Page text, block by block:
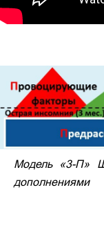
Модель «3-П»
дополнениями